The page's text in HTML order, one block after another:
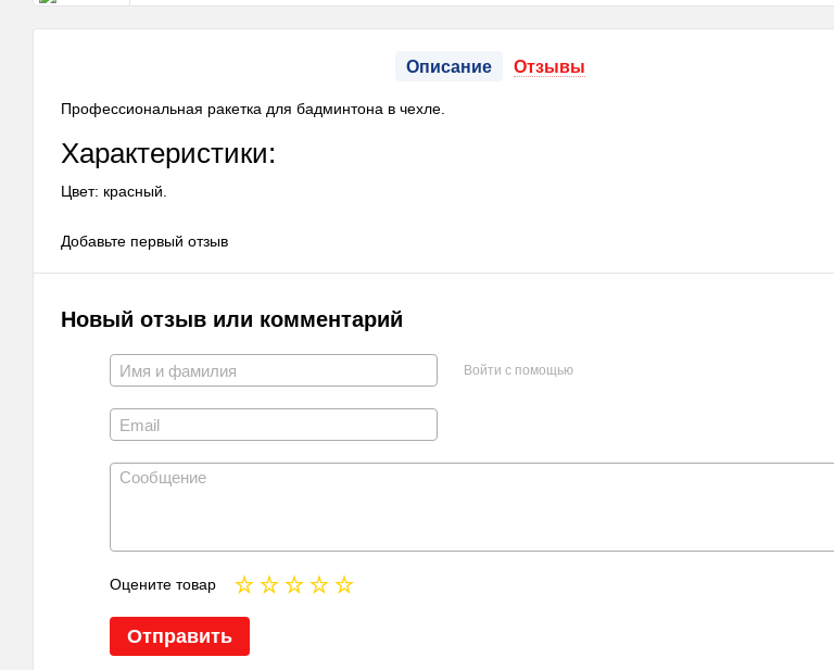
Описание Отзывы
Профессиональная ракетка для бадминтона в чехле.
Характеристики:
Цвет: красный.
Добавьте первый отзыв
Новый отзыв или комментарий
Войти с помощью
Оцените товар
Отправить